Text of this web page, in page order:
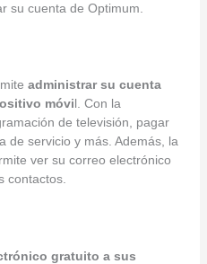
su cuenta de Optimum.
administrar su cuenta
móvil. Con la
de televisión, pagar
de servicio y más. Además, la
ver su correo electrónico
contactos.
gratuito a sus